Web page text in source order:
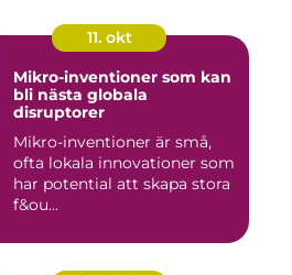
11. okt
Mikro-inventioner som kan
bli nästa globala
disruptorer
Mikro-inventioner är små,
ofta lokala innovationer som
har potential att skapa stora
f&ou...